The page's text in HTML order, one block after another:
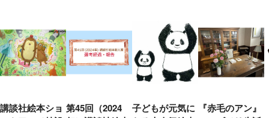
講談社絵本ショ 第45回（2024
子どもが元気に
『赤毛のアン』